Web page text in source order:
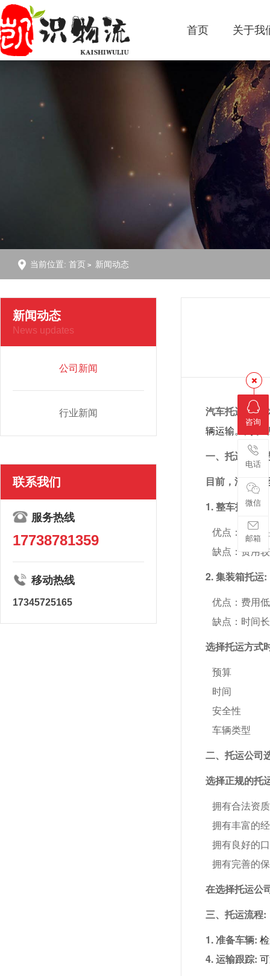
首页 关于我
当前位置: 首页 新闻动态
新闻动态
News updates
公司新闻
行业新闻
联系我们
服务热线
17738781359
移动热线
17345725165
汽车托运
已成
辆运输。为了
一、托运方式
目前，汽车托
1. 整车托运:
优点：速度
缺点：费用
2. 集装箱托运:
优点：费用
缺点：时间
选择托运方式
预算
时间
安全性
车辆类型
二、托运公司
选择正规的托
拥有合法资质
拥有丰富的
拥有良好的
拥有完善的
在选择托运公
三、托运流程:
1. 准备车辆:
4. 运输跟踪:
咨询
电话
微信
邮箱